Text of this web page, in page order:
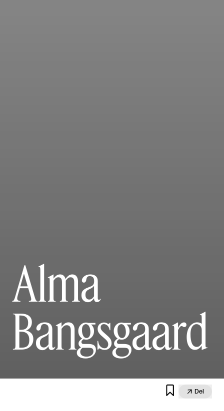
Alma
Bangsgaard
  Del